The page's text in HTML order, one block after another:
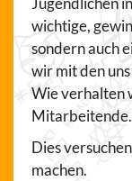
wichtige,
sondern auch
wir mit den
Wie verhalten
Mitarbeitende.
Dies
machen.